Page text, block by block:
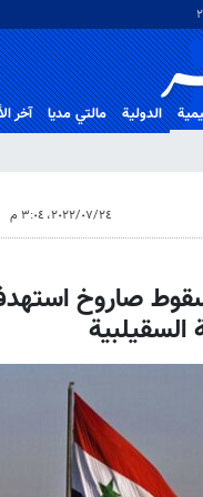
الدولية مالتي مدیا آخر
٢٤‏/٠٧‏/٢٠٢٢، ٣:٠٤ م
صاروخ استهدف
السقيلبية